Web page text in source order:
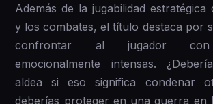
Además de la jugabilidad estratégica
y los combates, el título destaca por
confrontar al jugador con
emocionalmente intensas.
aldea si eso significa condenar
deberías proteger en una guerra en